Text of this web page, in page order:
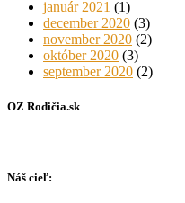
január 2021 (1)
december 2020 (3)
november 2020 (2)
október 2020 (3)
september 2020 (2)
OZ Rodičia.sk
Náš cieľ: